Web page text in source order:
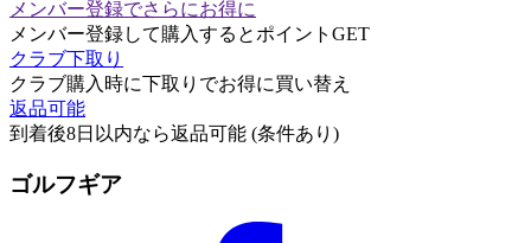
メンバー登録でさらにお得に
メンバー登録して購入するとポイントGET
クラブ下取り
クラブ購入時に下取りでお得に買い替え
返品可能
到着後8日以内なら返品可能 (条件あり)
ゴルフギア